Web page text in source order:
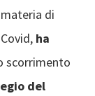
di
ha
scorrimento
del